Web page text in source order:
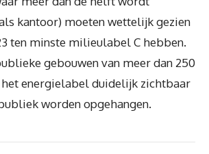
kantoor) moeten wettelijk gezien
ten minste milieulabel C hebben.
gebouwen van meer dan 250
energielabel duidelijk zichtbaar
worden opgehangen.